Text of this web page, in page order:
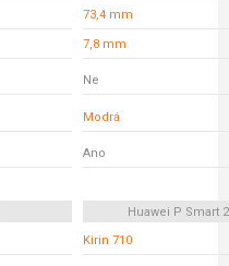
73,4 mm
7,8 mm
Ne
Modrá
Ano
Huawei P Smart
Kirin 710